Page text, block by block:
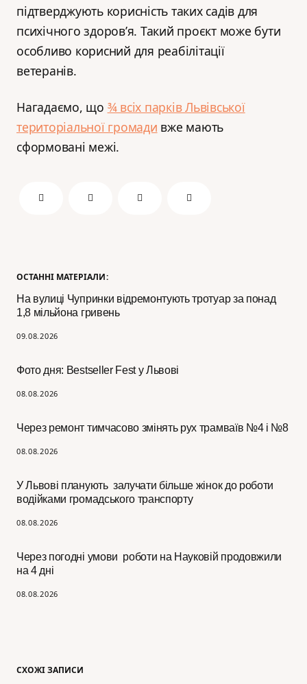
ОСТАННІ МАТЕРІАЛИ:
На вулиці Чупринки відремонтують тротуар за понад
1,8 мільйона гривень
09.08.2026
Фото дня: Bestseller Fest у Львові
08.08.2026
Через ремонт тимчасово змінять рух трамваїв №4 і №8
08.08.2026
У Львові планують залучати більше жінок до роботи
водійками громадського транспорту
08.08.2026
Через погодні умови роботи на Науковій продовжили
на 4 дні
08.08.2026
підтверджують корисність таких садів для
психічного здоров’я. Такий проєкт може бути
особливо корисний для реабілітації
ветеранів.
Нагадаємо, що ¾ всіх парків Львівської
територіальної громади вже мають
сформовані межі.
СХОЖІ ЗАПИСИ